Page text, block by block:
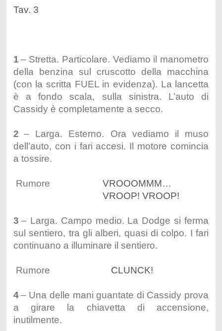
Tav. 3
1 – Stretta. Particolare. Vediamo il manometro
della benzina sul cruscotto della macchina
(con la scritta FUEL in evidenza). La lancetta
è a fondo scala, sulla sinistra. L’auto di
Cassidy è completamente a secco.
2 – Larga. Esterno. Ora vediamo il muso
dell’auto, con i fari accesi. Il motore comincia
a tossire.
Rumore
VROOOMMM…
VROOP! VROOP!
3 – Larga. Campo medio. La Dodge si ferma
sul sentiero, tra gli alberi, quasi di colpo. I fari
continuano a illuminare il sentiero.
Rumore CLUNCK!
4– Una delle mani guantate di Cassidy prova
a girare la chiavetta di accensione,
inutilmente.